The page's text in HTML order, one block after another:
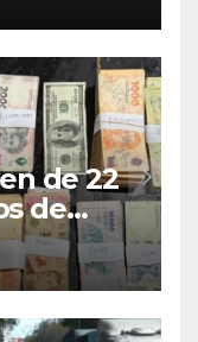
de 22
de